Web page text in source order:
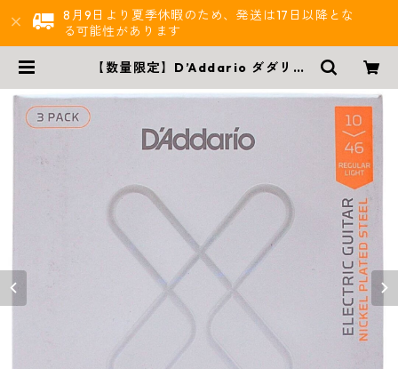
8月9日より夏季休暇のため、発送は17日以降とな
る可能性があります
【数量限定】D’Addario ダダリオ
弦 | 西尾楽器BASE店 | 楽器通販